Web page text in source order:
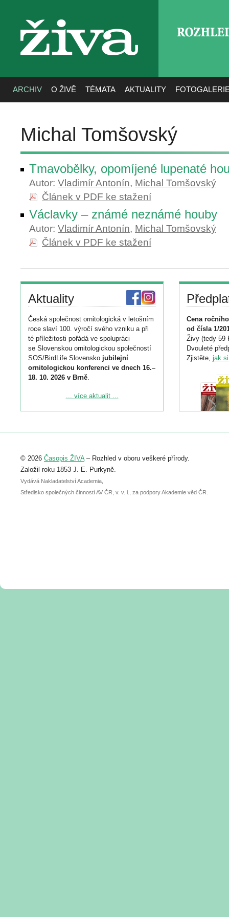
živa
ARCHIV O ŽIVĚ TÉMATA AKTUALITY
Michal Tomšovský
Tmavobělky, opomíjené lupenaté
Autor: Vladimír Antonín, Michal Tomšovský
Článek v PDF ke stažení
Václavky – známé neznámé houby
Autor: Vladimír Antonín, Michal Tomšovský
Článek v PDF ke stažení
Aktuality
Česká společnost ornitologická v letošním
roce slaví 100. výročí svého vzniku a při
té příležitosti pořádá ve spolupráci
se Slovenskou ornitologickou společností
SOS/BirdLife Slovensko jubilejní
ornitologickou konferenci ve dnech 16.–
18. 10. 2026 v Brně.
Podrobnější informace ke konferenci
Registrovat se můžete do 6. září.
abstraktu přihlášené přednášky nebo
posteru je už 30. června.
... více aktualit ...
Cena
od čísla 1/
Živy (tedy 59
Dvouleté
Zjistěte, jak
© 2026 Časopis ŽIVA– Rozhled v oboru veškeré přírody.
Založil roku 1853 J. E. Purkyně.
Vydává Nakladatelství Academia,
Středisko společných činností AV ČR, v. v. i., za podpory Akademie věd ČR.